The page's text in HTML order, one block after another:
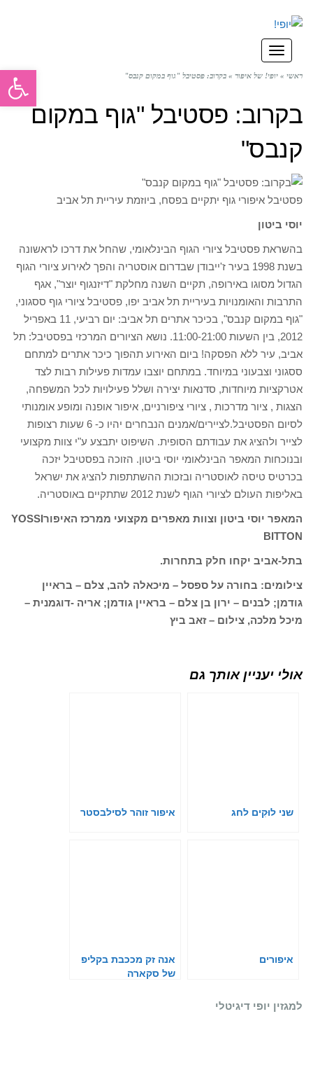
תפריט
ראשי » יופי! של איפור » בקרוב: פסטיבל "גוף במקום קנבס"
בקרוב: פסטיבל "גוף במקום
קנבס"
פסטיבל איפורי גוף יתקיים בפסח, ביוזמת עיריית תל אביב
יוסי ביטון
בהשראת פסטיבל ציורי הגוף הבינלאומי, שהחל את דרכו לראשונה
בשנת 1998 בעיר ז'ייבודן שבדרום אוסטריה והפך לאירוע ציורי הגוף
הגדול מסוגו באירופה, תקיים השנה מחלקת "דיזנגוף יוצר", אגף
התרבות והאומנויות בעיריית תל אביב יפו, פסטיבל ציורי גוף ססגוני,
"גוף במקום קנבס", בכיכר אתרים תל אביב: יום רביעי, 11 באפריל
2012, בין השעות 11:00-21:00. נושא הציורים המרכזי בפסטיבל: תל
אביב, עיר ללא הפסקה! ביום האירוע תהפוך כיכר אתרים למתחם
ססגוני וצבעוני במיוחד. במתחם יוצבו עמדות פעילות רבות לצד
אטרקציות מיוחדות, סדנאות יצירה ושלל פעילויות לכל המשפחה,
הצגות , ציור מדרכות , ציורי ציפורניים, איפור אופנה ומופע אומנותי
לסיום הפסטיבל.לציירים/אמנים הנבחרים יהיו כ- 6 שעות רצופות
לצייר ולהציג את עבודתם הסופית. השיפוט יתבצע ע"י צוות מקצועי
ובנוכחות המאפר הבינלאומי יוסי ביטון. הזוכה בפסטיבל יזכה
בכרטיס טיסה לאוסטריה ובזכות ההשתתפות להציג את ישראל
באליפות העולם לציורי הגוף לשנת 2012 שתתקיים באוסטריה.
המאפר יוסי ביטון וצוות מאפרים מקצועי ממרכז האיפורYOSSI
BITTON
בתל-אביב יקחו חלק בתחרות.
צילומים: בחורה על ספסל – מיכאלה להב, צלם – בראיין
גודמן; לבנים – ירון בן צלם – בראיין גודמן; אריה -דוגמנית –
מיכל מלכה, צילום – זאב ביץ
אולי יעניין אותך גם
שני לוּקִים לחג איפור זוהר לסילבסטר
איפורים
אנה זק מככבת בקליפ
של סקארה
למגזין יופי דיגיטלי
פתח